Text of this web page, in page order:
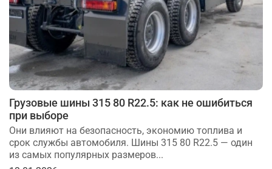
Грузовые шины 315 80 R22.5: как не ошибиться
при выборе
Они влияют на безопасность, экономию топлива и
срок службы автомобиля. Шины 315 80 R22.5 — один
из самых популярных размеров...